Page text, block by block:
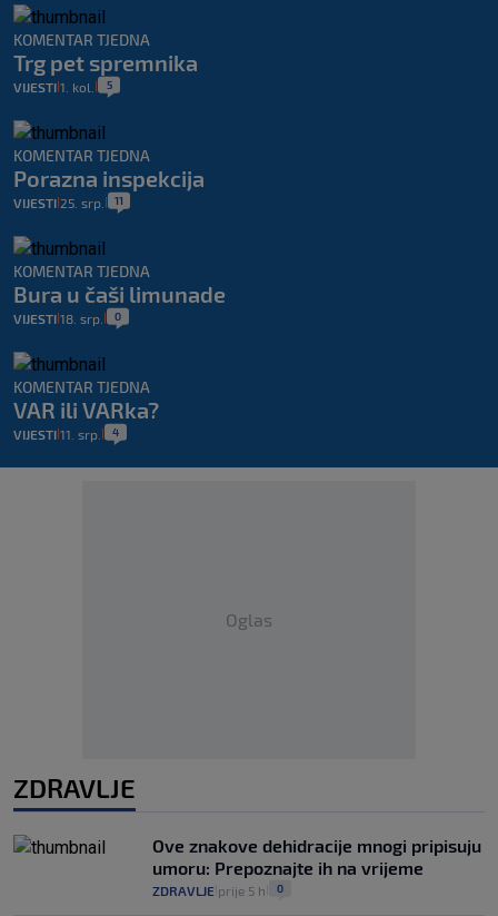
KOMENTAR TJEDNA
Trg pet spremnika
VIJESTI 1. kol. 5
KOMENTAR TJEDNA
Porazna inspekcija
VIJESTI 25. srp. 11
KOMENTAR TJEDNA
Bura u čaši limunade
VIJESTI 18. srp. 0
KOMENTAR TJEDNA
VAR ili VARka?
VIJESTI 11. srp. 4
Oglas
ZDRAVLJE
Ove znakove dehidracije mnogi pripisuju
umoru: Prepoznajte ih na vrijeme
ZDRAVLJE prije 5 h 0